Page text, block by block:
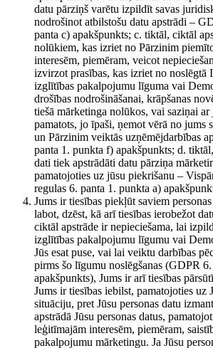
datu pārziņš varētu izpildīt savas
nodrošinot atbilstošu datu apstrādi –
panta c) apakšpunkts; c. tiktāl, ciktāl
nolūkiem, kas izriet no Pārzinim
interesēm, piemēram, veicot
izvirzot prasības, kas izriet no noslēgtā
izglītības pakalpojumu līguma vai
drošības nodrošināšanai, krāpšanas
tiešā mārketinga nolūkos, vai saziņai ar
pamatots, jo īpaši, ņemot vērā no jums
un Pārzinim veiktās uzņēmējdarbības
panta 1. punkta f) apakšpunkts; d.
dati tiek apstrādāti datu pārziņa
pamatojoties uz jūsu piekrišanu –
regulas 6. panta 1. punkta a)
Jums ir tiesības piekļūt saviem
labot, dzēst, kā arī tiesības ierobežot
ciktāl apstrāde ir nepieciešama, lai
izglītības pakalpojumu līgumu vai
Jūs esat puse, vai lai veiktu darbības
pirms šo līgumu noslēgšanas (GDPR
apakšpunkts), Jums ir arī tiesības
Jums ir tiesības iebilst, pamatojoties uz
situāciju, pret Jūsu personas datu
apstrādā Jūsu personas datus,
leģitīmajām interesēm, piemēram,
pakalpojumu mārketingu. Ja Jūsu